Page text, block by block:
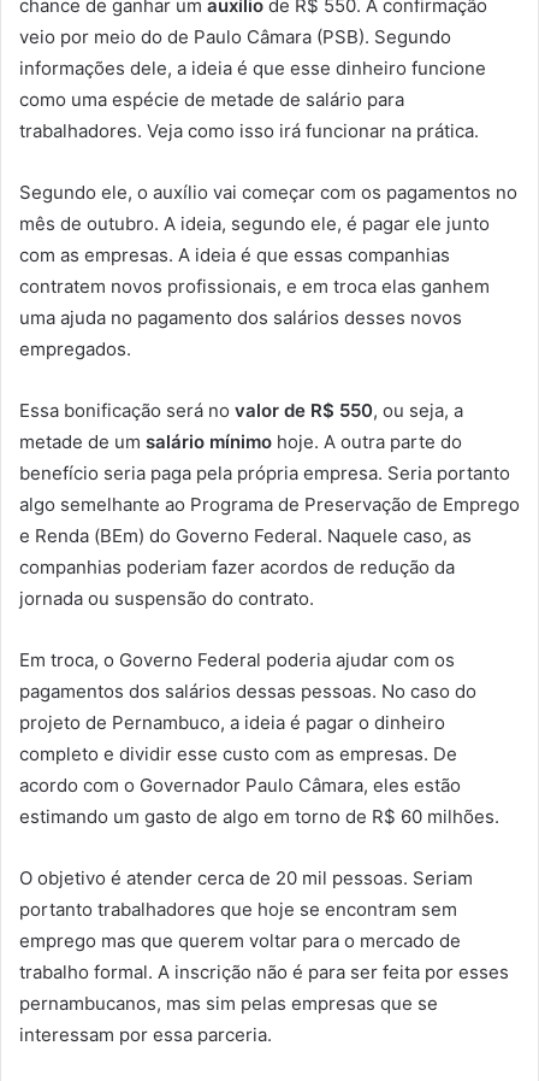
chance de ganhar um auxílio de R$ 550. A confirmação
veio por meio do de Paulo Câmara (PSB). Segundo
informações dele, a ideia é que esse dinheiro funcione
como uma espécie de metade de salário para
trabalhadores. Veja como isso irá funcionar na prática.
Segundo ele, o auxílio vai começar com os pagamentos no
mês de outubro. A ideia, segundo ele, é pagar ele junto
com as empresas. A ideia é que essas companhias
contratem novos profissionais, e em troca elas ganhem
uma ajuda no pagamento dos salários desses novos
empregados.
Essa bonificação será no valor de R$ 550, ou seja, a
metade de um salário mínimo hoje. A outra parte do
benefício seria paga pela própria empresa. Seria portanto
algo semelhante ao Programa de Preservação de Emprego
e Renda (BEm) do Governo Federal. Naquele caso, as
companhias poderiam fazer acordos de redução da
jornada ou suspensão do contrato.
Em troca, o Governo Federal poderia ajudar com os
pagamentos dos salários dessas pessoas. No caso do
projeto de Pernambuco, a ideia é pagar o dinheiro
completo e dividir esse custo com as empresas. De
acordo com o Governador Paulo Câmara, eles estão
estimando um gasto de algo em torno de R$ 60 milhões.
O objetivo é atender cerca de 20 mil pessoas. Seriam
portanto trabalhadores que hoje se encontram sem
emprego mas que querem voltar para o mercado de
trabalho formal. A inscrição não é para ser feita por esses
pernambucanos, mas sim pelas empresas que se
interessam por essa parceria.